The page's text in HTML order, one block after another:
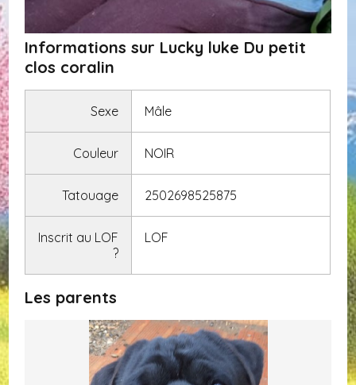
Informations sur Lucky luke Du petit
clos coralin
Sexe Mâle
Couleur NOIR
Tatouage 2502698525875
Inscrit au LOF
?
LOF
Les parents